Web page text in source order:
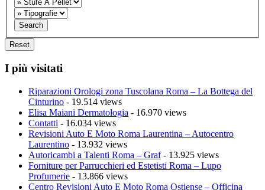
I più visitati
Riparazioni Orologi zona Tuscolana Roma – La Bottega del
Cinturino - 19.514 views
Elisa Maiani Dermatologia - 16.970 views
Contatti - 16.034 views
Revisioni Auto E Moto Roma Laurentina – Autocentro
Laurentino - 13.932 views
Autoricambi a Talenti Roma – Graf- 13.925 views
Forniture per Parrucchieri ed Estetisti Roma – Lupo
Profumerie - 13.866 views
Centro Revisioni Auto E Moto Roma Ostiense – Officina